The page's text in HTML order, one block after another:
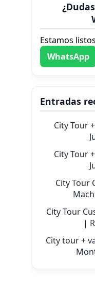
Estamos
WhatsApp
Entradas
City Tour
City Tour
City Tour
City Tour
|
City tour +